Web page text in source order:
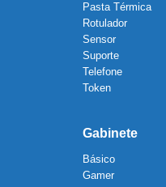
Pasta Térmica
Rotulador
Sensor
Suporte
Telefone
Token
Gabinete
Básico
Gamer